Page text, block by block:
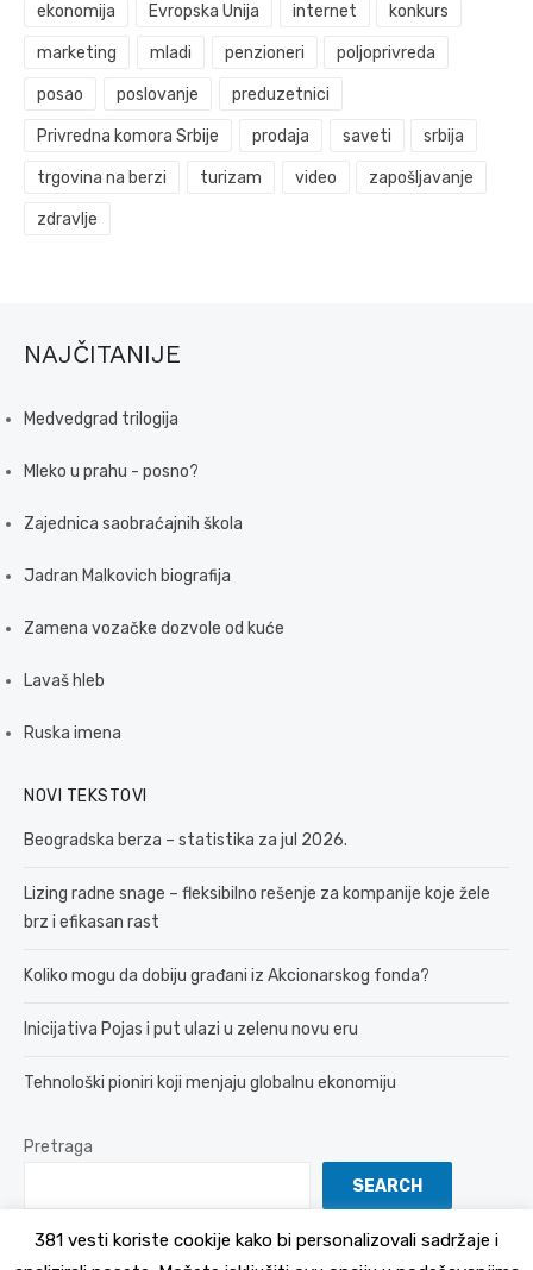
ekonomija Evropska Unija internet konkurs
marketing mladi penzioneri poljoprivreda
posao poslovanje preduzetnici
Privredna komora Srbije prodaja saveti srbija
trgovina na berzi turizam video zapošljavanje
zdravlje
NAJČITANIJE
Medvedgrad trilogija
Mleko u prahu - posno?
Zajednica saobraćajnih škola
Jadran Malkovich biografija
Zamena vozačke dozvole od kuće
Lavaš hleb
Ruska imena
NOVI TEKSTOVI
Beogradska berza – statistika za jul 2026.
Lizing radne snage – fleksibilno rešenje za kompanije koje žele
brz i efikasan rast
Koliko mogu da dobiju građani iz Akcionarskog fonda?
Inicijativa Pojas i put ulazi u zelenu novu eru
Tehnološki pioniri koji menjaju globalnu ekonomiju
Pretraga
SEARCH
381 vesti koriste cookije kako bi personalizovali sadržaje i